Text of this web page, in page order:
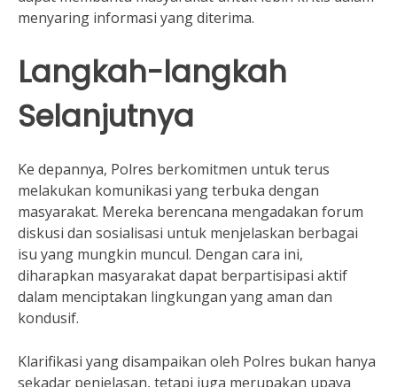
menyaring informasi yang diterima.
Langkah-langkah
Selanjutnya
Ke depannya, Polres berkomitmen untuk terus
melakukan komunikasi yang terbuka dengan
masyarakat. Mereka berencana mengadakan forum
diskusi dan sosialisasi untuk menjelaskan berbagai
isu yang mungkin muncul. Dengan cara ini,
diharapkan masyarakat dapat berpartisipasi aktif
dalam menciptakan lingkungan yang aman dan
kondusif.
Klarifikasi yang disampaikan oleh Polres bukan hanya
sekadar penjelasan, tetapi juga merupakan upaya